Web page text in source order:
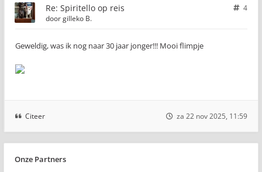
Re: Spiritello op reis
4
doorgilleko B.
Geweldig, was ik nog naar 30 jaar jonger!!! Mooi flimpje
Citeer za 22 nov 2025, 11:59
Onze Partners